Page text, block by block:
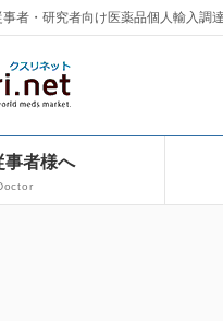
者・研究者向け医薬品個人輸入調
事者様へ